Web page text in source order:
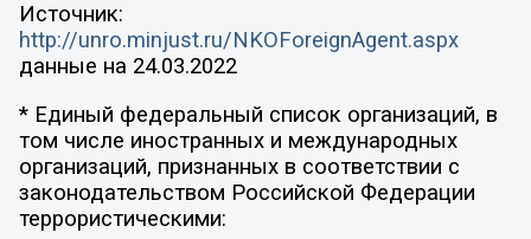
Источник:
http://unro.minjust.ru/NKOForeignAgent.aspx
данные на 24.03.2022
* Единый федеральный список организаций, в
том числе иностранных и международных
организаций, признанных в соответствии с
законодательством Российской Федерации
террористическими: